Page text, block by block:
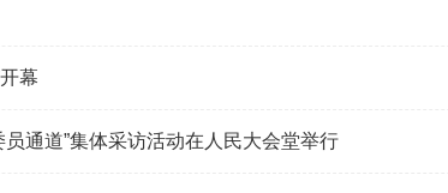
幕
通道”集体采访活动在人民大会堂举行